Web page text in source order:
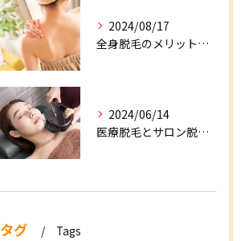
2024/08/17
全身脱毛のメリット・デメリットとは？注意点の解決策も併せてご紹介
2024/06/14
医療脱毛とサロン脱毛の違いを徹底解説！
タグ Tags